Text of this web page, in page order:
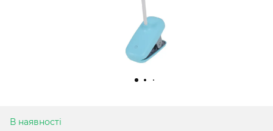
В наявності